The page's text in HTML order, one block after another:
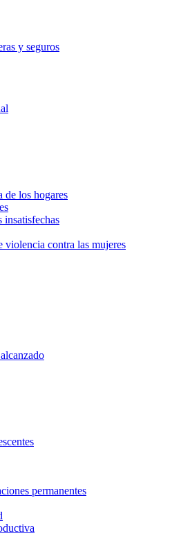
y seguros
de los hogares
insatisfechas
violencia contra las mujeres
permanentes